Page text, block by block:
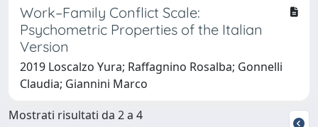
Work–Family Conflict Scale:
Psychometric Properties of the Italian
Version
2019 Loscalzo Yura; Raffagnino Rosalba; Gonnelli
Claudia; Giannini Marco
Mostrati risultati da 2 a 4